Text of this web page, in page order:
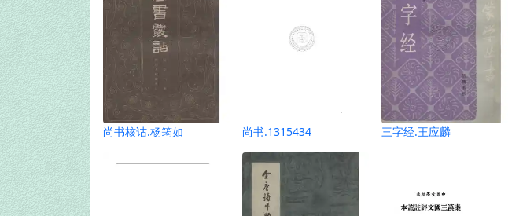
尚书核诂.杨筠如 尚书.1315434 三字经.王应麟